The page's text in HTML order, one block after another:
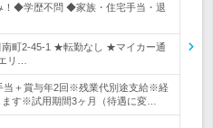
！◆学歴不問 ◆家族・住宅手当・退
南町2-45-1 ★転勤なし ★マイカー通
リ…
当＋賞与年2回※残業代別途支給※経
す※試用期間3ヶ月（待遇に変…